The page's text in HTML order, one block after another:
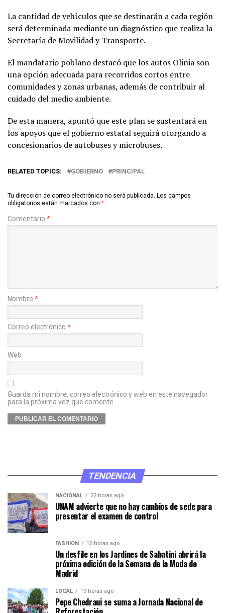
La cantidad de vehículos que se destinarán a cada región
será determinada mediante un diagnóstico que realiza la
Secretaría de Movilidad y Transporte.
El mandatario poblano destacó que los autos Olinia son
una opción adecuada para recorridos cortos entre
comunidades y zonas urbanas, además de contribuir al
cuidado del medio ambiente.
De esta manera, apuntó que este plan se sustentará en
los apoyos que el gobierno estatal seguirá otorgando a
concesionarios de autobuses y microbuses.
RELATED TOPICS: GOBIERNO PRINCIPAL
Tu dirección de correo electrónico no será publicada. Los campos
obligatorios están marcados con *
Comentario *
Nombre *
Correo electrónico *
Web
Guarda mi nombre, correo electrónico y web en este navegador
para la próxima vez que comente.
TENDENCIA
NACIONAL 22 horas ago
UNAM advierte que no hay cambios de sede para
presentar el examen de control
FASHION 16 horas ago
Un desfile en los Jardines de Sabatini abrirá la
próxima edición de la Semana de la Moda de
Madrid
LOCAL 19 horas ago
Pepe Chedraui se suma a Jornada Nacional de